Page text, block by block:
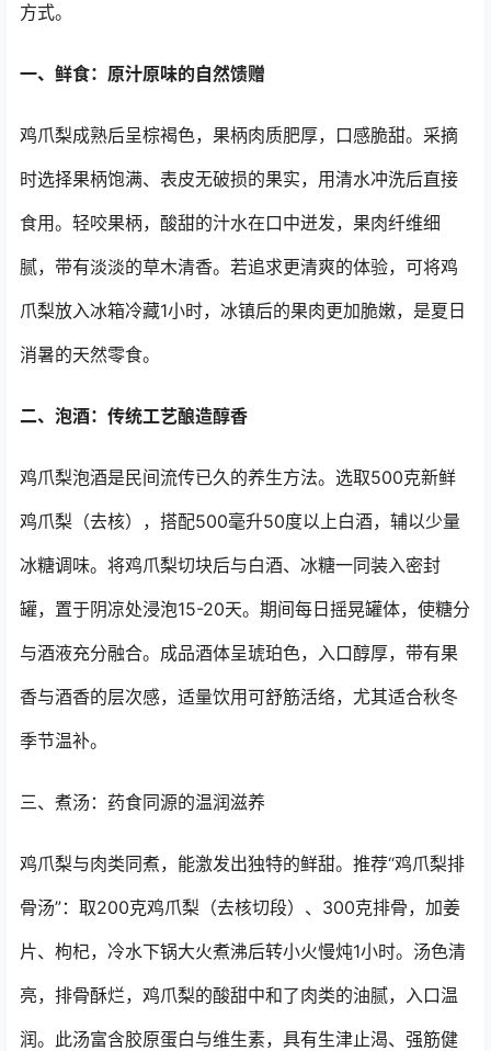
方式。
一、鲜食：原汁原味的自然馈赠
鸡爪梨成熟后呈棕褐色，果柄肉质肥厚，口感脆甜。采摘
时选择果柄饱满、表皮无破损的果实，用清水冲洗后直接
食用。轻咬果柄，酸甜的汁水在口中迸发，果肉纤维细
腻，带有淡淡的草木清香。若追求更清爽的体验，可将鸡
爪梨放入冰箱冷藏1小时，冰镇后的果肉更加脆嫩，是夏日
消暑的天然零食。
二、泡酒：传统工艺酿造醇香
鸡爪梨泡酒是民间流传已久的养生方法。选取500克新鲜
鸡爪梨（去核），搭配500毫升50度以上白酒，辅以少量
冰糖调味。将鸡爪梨切块后与白酒、冰糖一同装入密封
罐，置于阴凉处浸泡15-20天。期间每日摇晃罐体，使糖分
与酒液充分融合。成品酒体呈琥珀色，入口醇厚，带有果
香与酒香的层次感，适量饮用可舒筋活络，尤其适合秋冬
季节温补。
三、煮汤：药食同源的温润滋养
鸡爪梨与肉类同煮，能激发出独特的鲜甜。推荐“鸡爪梨排
骨汤”：取200克鸡爪梨（去核切段）、300克排骨，加姜
片、枸杞，冷水下锅大火煮沸后转小火慢炖1小时。汤色清
亮，排骨酥烂，鸡爪梨的酸甜中和了肉类的油腻，入口温
润。此汤富含胶原蛋白与维生素，具有生津止渴、强筋健